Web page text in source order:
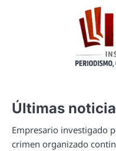
Últimas
Empresario investigado
crimen organizado